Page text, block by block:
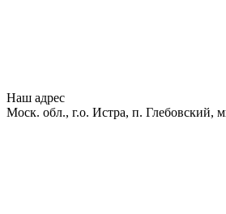
Наш адрес
Моск. обл., г.о. Истра, п. Глебовский,